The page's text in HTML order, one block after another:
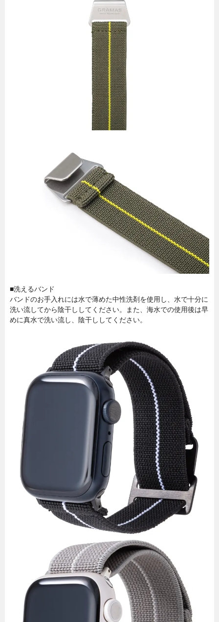
■洗えるバンド
バンドのお手入れには水で薄めた中性洗剤を使用し、水で十分に
洗い流してから陰干ししてください。また、海水での使用後は早
めに真水で洗い流し、陰干ししてください。